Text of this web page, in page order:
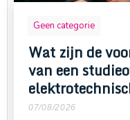
Geen categorie
Wat zijn de
van een
07/08/2026